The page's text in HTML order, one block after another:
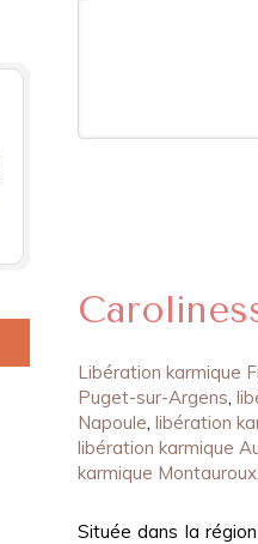
Libération karmique
Puget-sur-Argens,
Napoule, libération
libération karmique
karmique Montauroux,
Située dans la région